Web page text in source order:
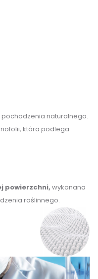
pochodzenia naturalnego.
która podlega
powierzchni, wykonana
roślinnego.